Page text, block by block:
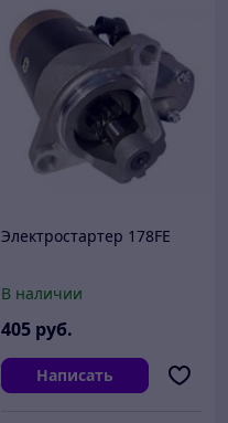
Электростартер 178FE
В наличии
405 руб.
Написать